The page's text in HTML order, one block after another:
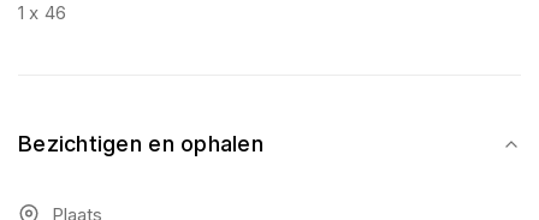
1 x 46
Bezichtigen en ophalen
Plaats